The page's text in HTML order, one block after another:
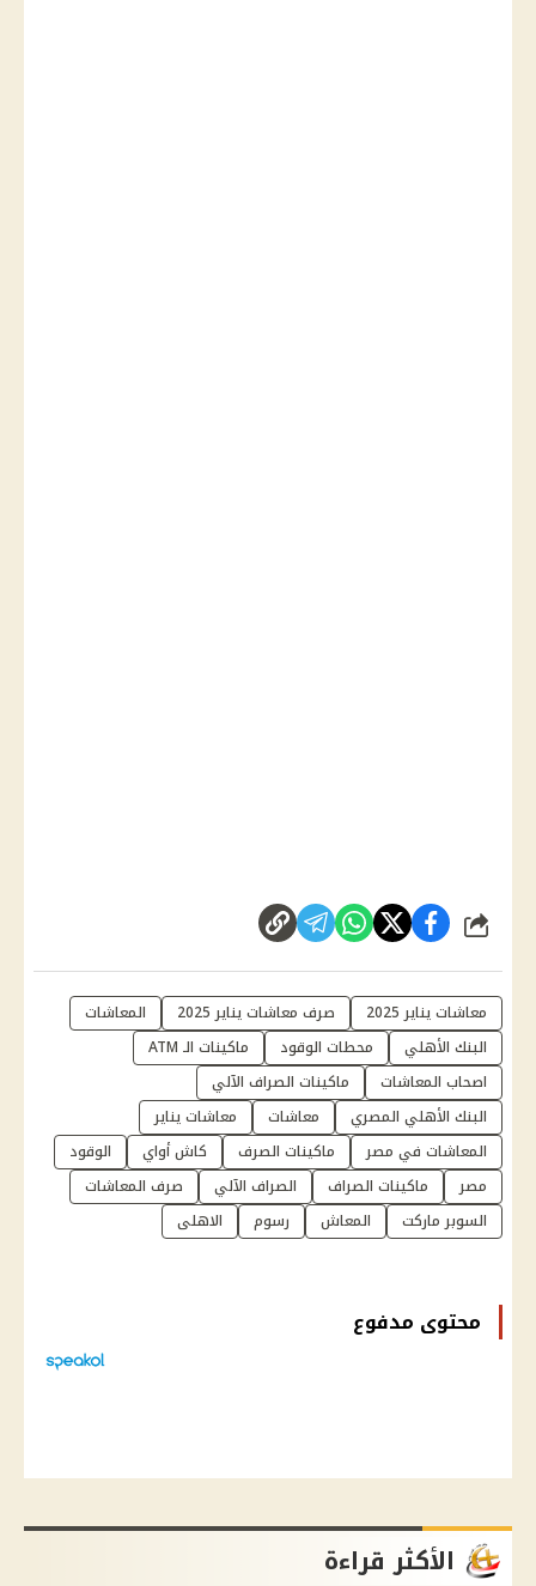
شارك
معاشات يناير 2025 صرف معاشات يناير 2025
المعاشات
البنك الأهلي
محطات الوقود
ماكينات الـ ATM
اصحاب المعاشات
ماكينات الصراف الآلي
البنك الأهلي المصري
معاشات
معاشات يناير
المعاشات في مصر
ماكينات الصرف كاش أواي
الوقود
مصر
ماكينات الصراف الصراف الآلي
صرف المعاشات
السوبر ماركت
المعاش رسوم الاهلى
محتوى مدفوع
الأكثر قراءة